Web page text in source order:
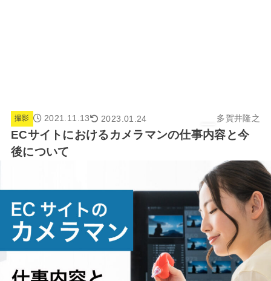
撮影 2021.11.13 2023.01.24 多賀井隆之
ECサイトにおけるカメラマンの仕事内容と今
後について